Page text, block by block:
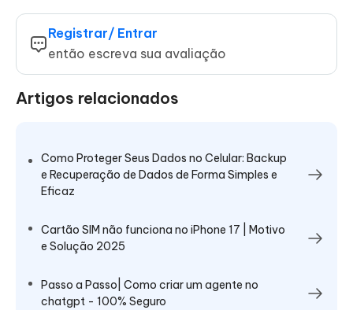
Registrar/ Entrar
então escreva sua avaliação
Artigos relacionados
Como Proteger Seus Dados no Celular: Backup
e Recuperação de Dados de Forma Simples e
Eficaz
Cartão SIM não funciona no iPhone 17 | Motivo
e Solução 2025
Passo a Passo| Como criar um agente no
chatgpt - 100% Seguro